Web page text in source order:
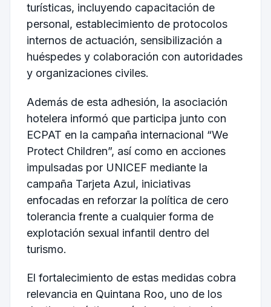
turísticas, incluyendo capacitación de
personal, establecimiento de protocolos
internos de actuación, sensibilización a
huéspedes y colaboración con autoridades
y organizaciones civiles.
Además de esta adhesión, la asociación
hotelera informó que participa junto con
ECPAT en la campaña internacional “We
Protect Children”, así como en acciones
impulsadas por UNICEF mediante la
campaña Tarjeta Azul, iniciativas
enfocadas en reforzar la política de cero
tolerancia frente a cualquier forma de
explotación sexual infantil dentro del
turismo.
El fortalecimiento de estas medidas cobra
relevancia en Quintana Roo, uno de los